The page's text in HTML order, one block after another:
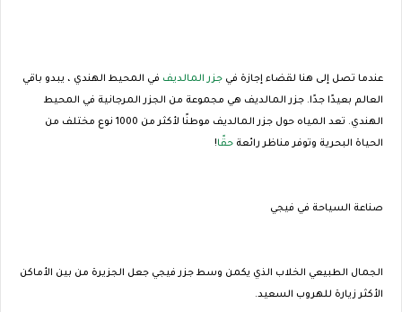
عندما تصل إلى هنا لقضاء إجازة فيجزر المالديففي المحيط الهندي ، يبدو باقي
العالم بعيدًا جدًا. جزر المالديف هي مجموعة من الجزر المرجانية في المحيط
الهندي. تعد المياه حول جزر المالديف موطنًا لأكثر من 1000 نوع مختلف من
الحياة البحرية وتوفر مناظر رائعةحقًا!
صناعة السياحة في فيجي
الجمال الطبيعي الخلاب الذي يكمن وسط جزر فيجي جعل الجزيرة من بين الأماكن
الأكثر زيارة للهروب السعيد.